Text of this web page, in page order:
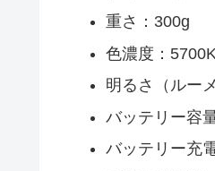
重さ：300g
色濃度：
明るさ（ルー
バッテリー容
バッテリー充